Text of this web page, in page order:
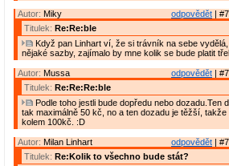
odpovědět |
Autor: Miky
Titulek: Re:Re:ble
Když pan Linhart ví, že si trávník na sebe
nějaké sazby, zajímalo by mne kolik se bude platit
odpovědět |
Autor: Mussa
Titulek: Re:Re:Re:ble
Podle toho jestli bude dopředu nebo dozadu.Ten
tak maximálně 50 kč, no a ten dozadu je těžší, takže
kolem 100kč. :D
odpovědět |
Autor: Milan Linhart
Titulek: Re:Kolik to všechno bude stát?